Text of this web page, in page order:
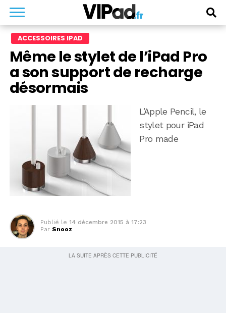
ACCESSOIRES IPAD
Même le stylet de l’iPad Pro
a son support de recharge
désormais
L’Apple Pencil, le
stylet pour iPad
Pro made
Publié le 14 décembre 2015 à 17:23
Par Snooz